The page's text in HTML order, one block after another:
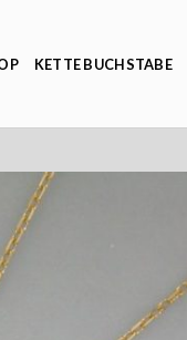
KETTE BUCHSTABE